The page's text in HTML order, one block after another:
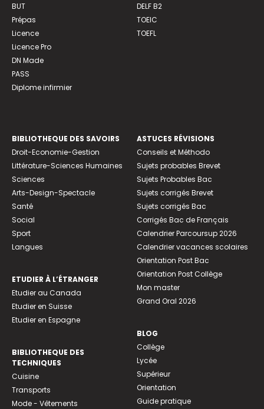
BUT
Prépas
Licence
Licence Pro
DN Made
PASS
Diplome infirmier
DELF B2
TOEIC
TOEFL
BIBLIOTHEQUE DES SAVOIRS
Droit-Economie-Gestion
Littérature-Sciences Humaines
Sciences
Arts-Design-Spectacle
Santé
Social
Sport
Langues
ETUDIER À L’ÉTRANGER
Etudier au Canada
Etudier en Suisse
Etudier en Espagne
BIBLIOTHEQUE DES
TECHNIQUES
Cuisine
Transports
Mode - Vêtements
ASTUCES RÉVISIONS
Conseils et Méthodo
Sujets probables Brevet
Sujets Probables Bac
Sujets corrigés Brevet
Sujets corrigés Bac
Corrigés Bac de Français
Calendrier Parcoursup 2026
Calendrier vacances scolaires
Orientation Post Bac
Orientation Post Collège
Mon master
Grand Oral 2026
BLOG
Collège
Lycée
Supérieur
Orientation
Guide pratique